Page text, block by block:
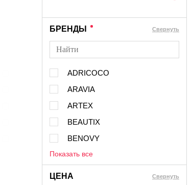
БРЕНДЫ Cвернуть
ADRICOCO
ARAVIA
ARTEX
BEAUTIX
BENOVY
Показать все
ЦЕНА Cвернуть